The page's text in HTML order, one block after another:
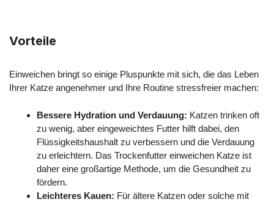
Vorteile
Einweichen bringt so einige Pluspunkte mit sich, die das Leben
Ihrer Katze angenehmer und Ihre Routine stressfreier machen:
Bessere Hydration und Verdauung: Katzen trinken oft
zu wenig, aber eingeweichtes Futter hilft dabei, den
Flüssigkeitshaushalt zu verbessern und die Verdauung
zu erleichtern. Das Trockenfutter einweichen Katze ist
daher eine großartige Methode, um die Gesundheit zu
fördern.
Leichteres Kauen: Für ältere Katzen oder solche mit